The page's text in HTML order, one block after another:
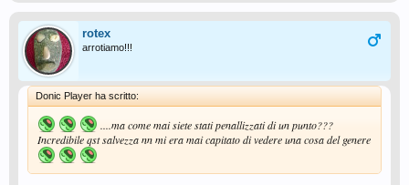
rotex
arrotiamo!!!
Donic Player ha scritto:
....ma come mai siete stati penallizzati di un punto???
Incredibile qst salvezza nn mi era mai capitato di vedere una cosa del genere